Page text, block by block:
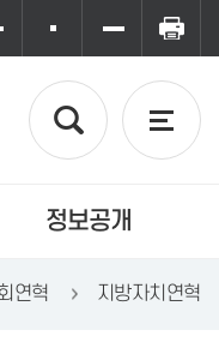
정보공개
연혁 지방자치연혁